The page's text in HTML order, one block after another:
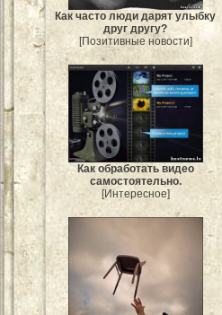
Как часто люди дарят улыбку
друг другу?
[Позитивные новости]
Как обработать видео
самостоятельно.
[Интересное]